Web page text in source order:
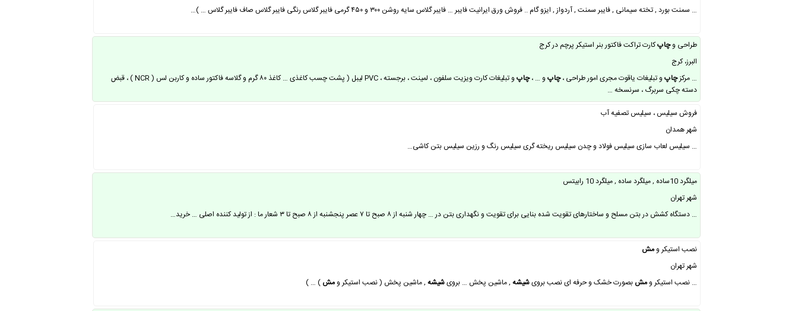
… سمنت بورد , تخته سیمانی , فایبر سمنت , آردواز , ایزو گام .. فروش ورق ایرانیت فایبر … فایبر گلاس سایه روشن ۳۰۰ و ۴۵۰ گرمی فایبر گلاس رنگی فایبر گلاس صاف فایبر گلاس … )…
طراحی وچاپکارت تراکت فاکتور بنر استیکر پرچم در کرج
البرز، کرج
… مرکزچاپ و تبلیغات یاقوت مجری امور طراحی ،چاپ و … ،چاپ
و تبلیغات کارت ویزیت سلفون ، لمینت ، برجسته ، PVC لیبل ( پشت چسب کاغذی … کاغذ ۸۰ گرم و گلاسه فاکتور ساده و کاربن لس ( NCR ) ، قبض
دسته چکی سربرگ ، سرنسخه …
فروش سیلیس ، سیلیس تصفیه آب
شهر همدان
… سیلیس لعاب سازی سیلیس فولاد و چدن سیلیس ریخته گری سیلیس رنگ و رزین سیلیس بتن کاشی…
میلگرد 10ساده , میلگرد ساده , میلگرد 10 رابیتس
شهر تهران
… دستگاه کشش در بتن مسلح و ساختارهای تقویت شده بنایی برای تقویت و نگهداری بتن در … چهار شنبه از ۸ صبح تا ۷ عصر پنجشنبه از ۸ صبح تا ۳ شعار ما : از تولید کننده اصلی … خرید…
نصب استیکر ومش
شهر تهران
… نصب استیکر ومش بصورت خشک و حرفه ای نصب برویشیشه , ماشین پخش … برویشیشه , ماشین پخش ( نصب استیکر ومش ) … )